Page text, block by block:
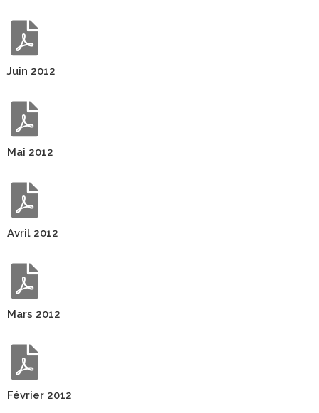
Juin 2012
Mai 2012
Avril 2012
Mars 2012
Février 2012